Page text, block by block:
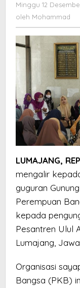
Minggu 12
oleh Mohammad
LUMAJANG,
mengalir
guguran
Perempuan
kepada
Pesantren Ulul
Lumajang,
Organisasi
Bangsa (PKB)